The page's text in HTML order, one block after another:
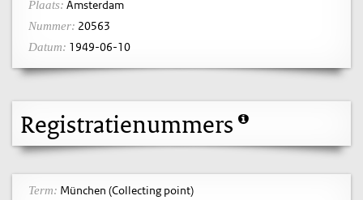
Plaats: Amsterdam
Nummer: 20563
Datum: 1949-06-10
Registratienummers
Term: München (Collecting point)